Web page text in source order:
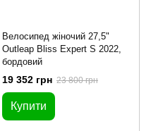
Велосипед жіночий 27,5"
Outleap Bliss Expert S 2022,
бордовий
19 352 грн 23 800 грн
Купити